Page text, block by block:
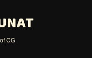
CG